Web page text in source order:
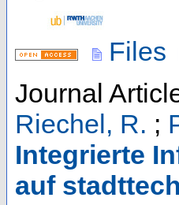
Files
Journal
Riechel, R. ;
Integrierte
auf